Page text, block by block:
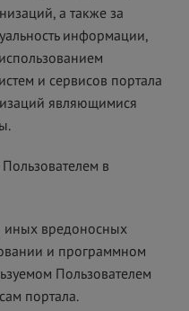
а также за
информации,
и сервисов портала
являющимися
в
иных вредоносных
и программном
Пользователем
портала.